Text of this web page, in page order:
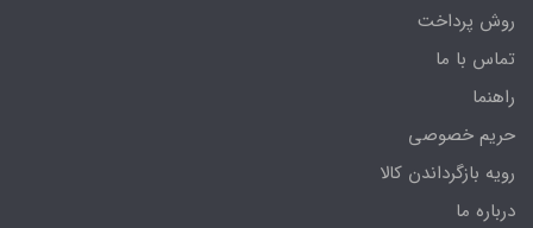
روش پرداخت
تماس با ما
راهنما
حریم خصوصی
رویه‌ بازگرداندن کالا
درباره ما